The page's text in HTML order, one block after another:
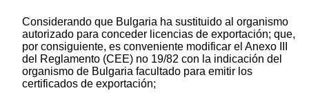
Considerando que Bulgaria ha sustituido al organismo
autorizado para conceder licencias de exportación; que,
por consiguiente, es conveniente modificar el Anexo III
del Reglamento (CEE) no 19/82 con la indicación del
organismo de Bulgaria facultado para emitir los
certificados de exportación;